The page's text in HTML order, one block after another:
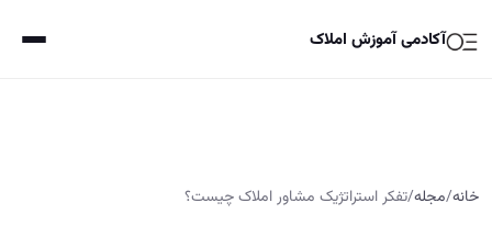
آکادمی آموزش املاک
خانه/مجله/تفکر استراتژیک مشاور املاک چیست؟